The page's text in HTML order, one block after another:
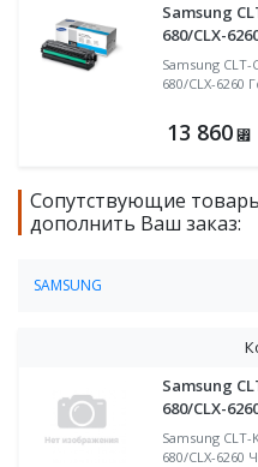
Samsung
680/CLX-
Samsung CLT-
680/CLX-6260
13 860 ⃏
Сопутствующие
дополнить Ваш заказ:
SAMSUNG
Samsung
680/CLX-
Samsung CLT-
680/CLX-6260